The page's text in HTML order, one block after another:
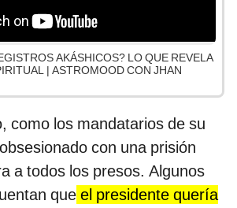
AKÁSHICOS? LO QUE REVELA
| ASTROMOOD CON JHAN
como los mandatarios de su
con una prisión
a todos los presos. Algunos
que el presidente quería